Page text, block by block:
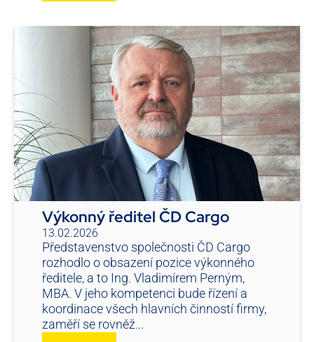
Výkonný ředitel ČD Cargo
13.02.2026
Představenstvo společnosti ČD Cargo
rozhodlo o obsazení pozice výkonného
ředitele, a to Ing. Vladimírem Perným,
MBA. V jeho kompetenci bude řízení a
koordinace všech hlavních činností firmy,
zaměří se rovněž...